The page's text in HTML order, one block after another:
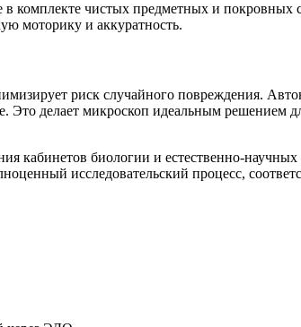
комплекте чистых предметных и покровных
моторику и аккуратность.
риск случайного повреждения.
Это делает микроскоп идеальным решением
биологии и естественно-научных
исследовательский процесс,